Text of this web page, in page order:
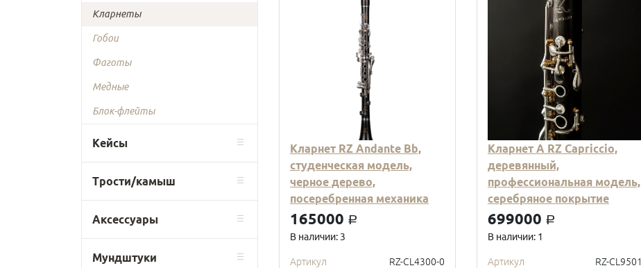
Кларнеты
Гобои
Фаготы
Медные
Блок-флейты
Кейсы
Трости/камыш
Аксессуары
Мундштуки
Кларнет RZ Andante Bb,
студенческая модель,
черное дерево,
посеребренная механика
165000 a
В наличии: 3
Артикул
RZ-CL4300-0
Кларнет А RZ Capriccio,
деревянный,
профессиональная модель,
серебряное покрытие
699000 a
В наличии: 1
Артикул
RZ-CL9501